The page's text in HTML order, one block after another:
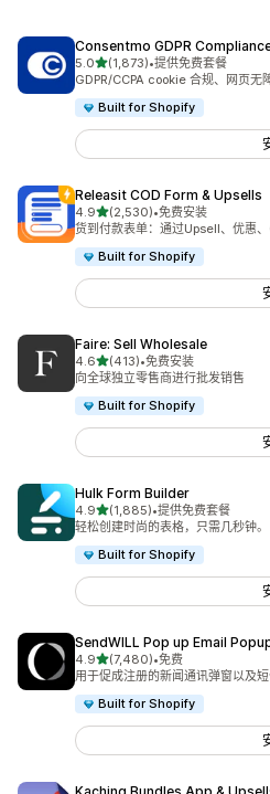
Consentmo GDPR
5.0星（满分 5 星）
(1,873)
总共 1873 条评论
•提供免费套餐
GDPR/CCPA cookie 合规、网页无
Built for Shopify
Releasit COD Form & Upsells
4.9星（满分 5 星）
(2,530)
总共 2530 条评论
•免费安装
货到付款表单：通过Upsell、优惠
Built for Shopify
Faire: Sell Wholesale
4.6星（满分 5 星）
(413)
总共 413 条评论
•免费安装
向全球独立零售商进行批发销售
Built for Shopify
Hulk Form Builder
4.9星（满分 5 星）
(1,885)
总共 1885 条评论
•提供免费套餐
轻松创建时尚的表格，只需几秒钟。
Built for Shopify
SendWILL Pop up Email
4.9星（满分 5 星）
(7,480)
总共 7480 条评论
•免费
用于促成注册的新闻通讯弹窗以及
Built for Shopify